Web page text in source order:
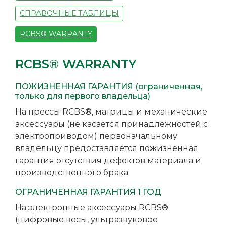
СПРАВОЧНЫЕ ТАБЛИЦЫ
RCBS® WARRANTY
RCBS® WARRANTY
ПОЖИЗНЕННАЯ ГАРАНТИЯ (ограниченная,
только для первого владельца)
На прессы RCBS®, матрицы и механические
аксессуары (не касается принадлежностей с
электроприводом) первоначальному
владельцу предоставляется пожизненная
гарантия отсутствия дефектов материала и
производственного брака.
ОГРАНИЧЕННАЯ ГАРАНТИЯ 1 ГОД
На электронные аксессуары RCBS®
(цифровые весы, ультразвуковое